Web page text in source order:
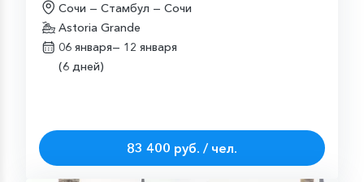
Сочи — Стамбул — Сочи
Astoria Grande
06 января— 12 января
(6 дней)
83 400 руб. / чел.